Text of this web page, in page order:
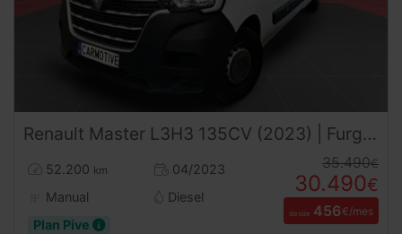
Renault Master L3H3 135CV (2023) | Furgón Gran Volumen | Desde 456€/mes
52.200 km
04/2023
Manual
Diesel
Plan Pive
35.490€
30.490€
desde 456€/mes